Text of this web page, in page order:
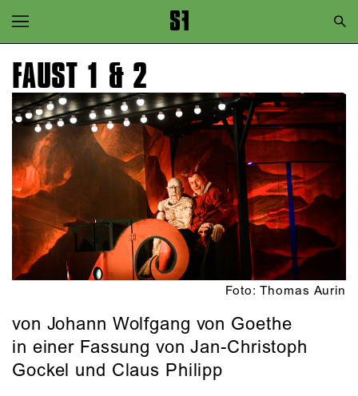
Zur Hauptnavigation springen
Zum Hauptinhalt springen
Zum Footer springen
FAUST 1 & 2
Foto: Thomas Aurin
von Johann Wolfgang von Goethe
in einer Fassung von Jan-Christoph
Gockel und Claus Philipp